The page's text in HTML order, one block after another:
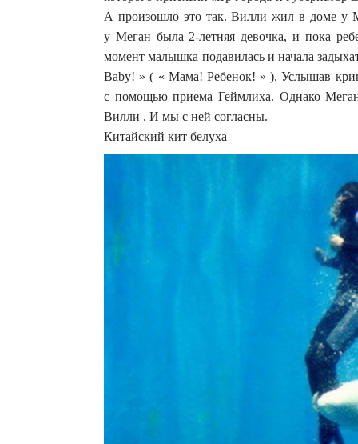
А произошло это так. Вилли жил в доме у
у Меган была 2-летняя девочка, и пока
момент малышка подавилась и начала
Baby! » ( « Мама! Ребенок! » ). Услышав
с помощью приема Геймлиха. Однако
Вилли . И мы с ней согласны.
Китайский кит белуха